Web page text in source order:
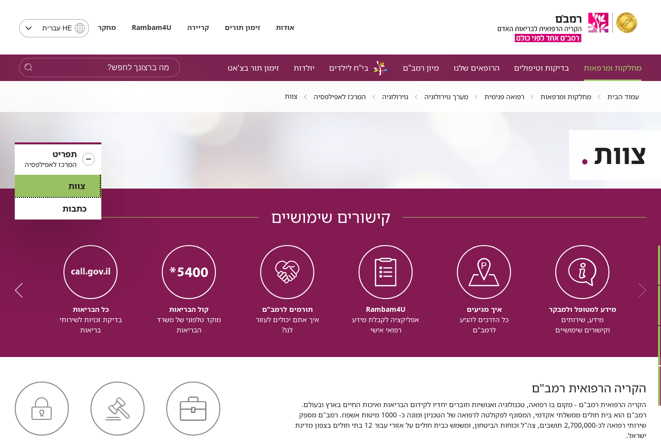
אודות זימון תורים קריירה Rambam4U מחקר
בחירת
שים
לב,
בבחירת
HE עברית
מחלקות ומרפאות בדיקות וטיפולים הרופאים שלנו מיון רמב"ם בי"ח לילדים יולדות זימון תור בצ'אט
מה
ברצונך
לחפש?
עמוד הבית מחלקות ומרפאות רפואה פנימית מערך נוירולוגיה נוירולוגיה המרכז לאפילפסיה צוות
תפריט
המרכז לאפילפסיה
צוות
כתבות
צוות
קישורים שימושיים
מידע למטופל ולמבקר
מידע, שירותים
וקישורים שימושיים
איך מגיעים
כל הדרכים להגיע
לרמב"ם
Rambam4U
אפליקציה לקבלת מידע
רפואי אישי
תורמים לרמב"ם
איך אתם יכולים לעזור
לנו?
קול הבריאות
מוקד טלפוני של משרד
הבריאות
כל הבריאות
בדיקת זכויות לשירותי
בריאות
הקריה הרפואית רמב"ם
הקריה הרפואית רמב"ם - מקום בו רפואה, טכנולוגיה ואנושיות חוברים יחדיו לקידום הבריאות ואיכות החיים בארץ ובעולם.
רמב"ם הוא בית חולים ממשלתי אקדמי, המסונף לפקולטה לרפואה של הטכניון ומונה כ- 1000 מיטות אשפוז. רמב"ם מספק
שירותי רפואה לכ-2,700,000 תושבים, צה"ל וכוחות הביטחון, ומשמש כבית חולים על אזורי עבור 12 בתי חולים בצפון מדינת
ישראל.